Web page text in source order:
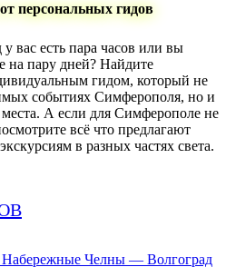
персональных гидов
вас есть пара часов или вы
на пару дней? Найдите
гидом, который не
событиях Симферополя, но и
А если для Симферополе не
всё что предлагают
в разных частях света.